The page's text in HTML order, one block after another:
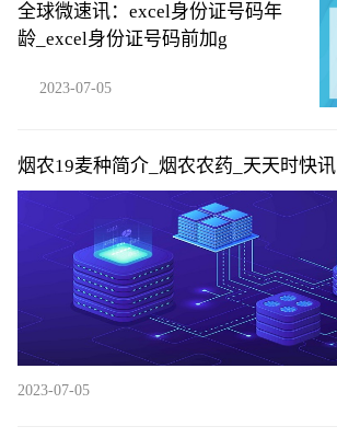
全球微速讯：excel身份证号码年
龄_excel身份证号码前加g
2023-07-05
烟农19麦种简介_烟农农药_天天时快讯
2023-07-05